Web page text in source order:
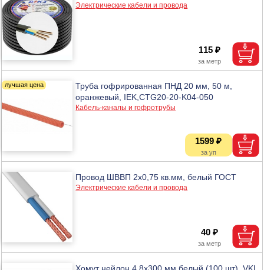
Электрические кабели и провода
115 ₽
Труба гофрированная ПНД 20 мм, 50 м,
оранжевый, IEK,CTG20-20-K04-050
Кабель-каналы и гофротрубы
1599 ₽
Провод ШВВП 2х0,75 кв.мм, белый ГОСТ
Электрические кабели и провода
40 ₽
Хомут нейлон 4,8х300 мм белый (100 шт), VKL